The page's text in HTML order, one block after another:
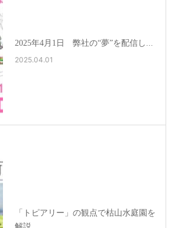
2025年4月1日 弊社の“夢”を配信し...
2025.04.01
「トピアリー」の観点で枯山水庭園を